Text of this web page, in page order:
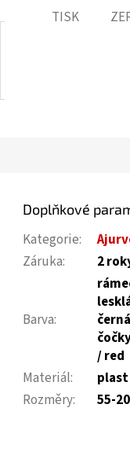
TISK
Doplňkové
Kategorie:
Záruka: 2
Barva:
/ red
Materiál:
plast
Rozměry: 55-